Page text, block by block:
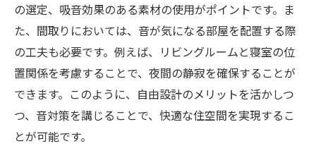
の選定、吸音効果のある素材の使用がポイントです。ま
た、間取りにおいては、音が気になる部屋を配置する際
の工夫も必要です。例えば、リビングルームと寝室の位
置関係を考慮することで、夜間の静寂を確保することが
できます。このように、自由設計のメリットを活かしつ
つ、音対策を講じることで、快適な住空間を実現するこ
とが可能です。